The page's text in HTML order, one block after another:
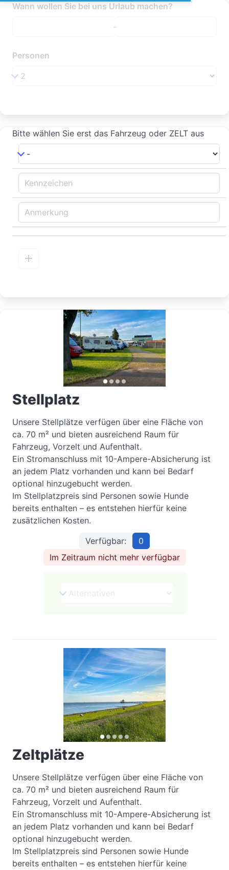
Wann wollen Sie bei uns Urlaub machen?
-
Personen
Bitte wählen Sie erst das Fahrzeug oder ZELT aus
Stellplatz
Unsere Stellplätze verfügen über eine Fläche von
ca. 70 m² und bieten ausreichend Raum für
Fahrzeug, Vorzelt und Aufenthalt.
Ein Stromanschluss mit 10-Ampere-Absicherung ist
an jedem Platz vorhanden und kann bei Bedarf
optional hinzugebucht werden.
Im Stellplatzpreis sind Personen sowie Hunde
bereits enthalten – es entstehen hierfür keine
zusätzlichen Kosten.
Verfügbar:
0
Im Zeitraum nicht mehr verfügbar
Zeltplätze
Unsere Stellplätze verfügen über eine Fläche von
ca. 70 m² und bieten ausreichend Raum für
Fahrzeug, Vorzelt und Aufenthalt.
Ein Stromanschluss mit 10-Ampere-Absicherung ist
an jedem Platz vorhanden und kann bei Bedarf
optional hinzugebucht werden.
Im Stellplatzpreis sind Personen sowie Hunde
bereits enthalten – es entstehen hierfür keine